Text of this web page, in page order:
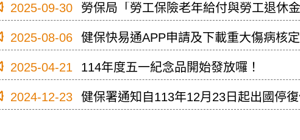
2025-09-30 勞保局「勞工保險老年給付與勞工退休
2025-08-06 健保快易通APP申請及下載重大傷病核
2025-04-21 114年度五一紀念品開始發放囉！
2024-12-23 健保署通知自113年12月23日起出國停